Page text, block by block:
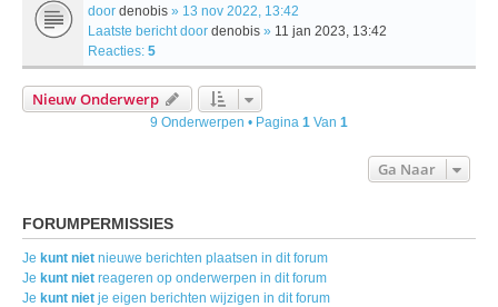
door denobis » 13 nov 2022, 13:42
Laatste bericht door denobis » 11 jan 2023, 13:42
Reacties: 5
Nieuw Onderwerp
9 Onderwerpen • Pagina 1 Van 1
Ga Naar
FORUMPERMISSIES
Je kunt niet nieuwe berichten plaatsen in dit forum
Je kunt niet reageren op onderwerpen in dit forum
Je kunt niet je eigen berichten wijzigen in dit forum